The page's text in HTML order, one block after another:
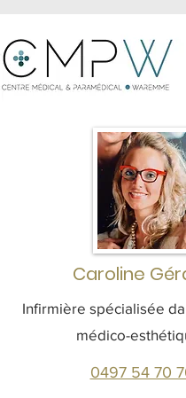
Caroline
Infirmière spécialisée
médico-
0497 54 70